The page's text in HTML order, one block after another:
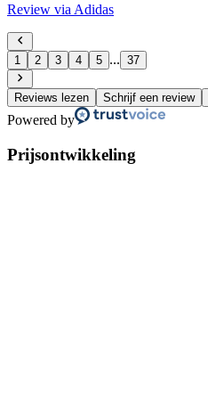
Review via Adidas
1 2 3 4 5 ... 37
Reviews lezen Schrijf een review
Powered by
Prijsontwikkeling